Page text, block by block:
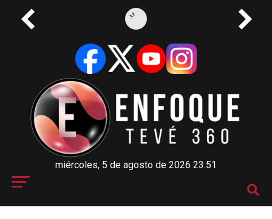
miércoles, 5 de agosto de 2026 23:51